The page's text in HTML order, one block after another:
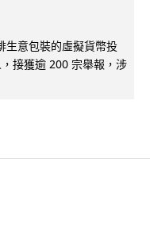
生意包裝的虛擬貨幣投
接獲逾 200 宗舉報，涉